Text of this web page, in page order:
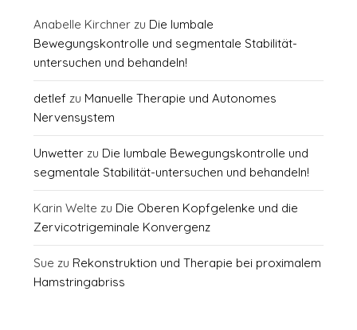
Anabelle Kirchner zu Die lumbale
Bewegungskontrolle und segmentale Stabilität-
untersuchen und behandeln!
detlef zu Manuelle Therapie und Autonomes
Nervensystem
Unwetter zu Die lumbale Bewegungskontrolle und
segmentale Stabilität-untersuchen und behandeln!
Karin Welte zu Die Oberen Kopfgelenke und die
Zervicotrigeminale Konvergenz
Sue zu Rekonstruktion und Therapie bei proximalem
Hamstringabriss